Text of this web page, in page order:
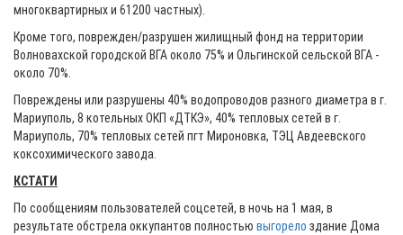
многоквартирных и 61200 частных).
Кроме того, поврежден/разрушен жилищный фонд на территории
Волновахской городской ВГА около 75% и Ольгинской сельской ВГА -
около 70%.
Повреждены или разрушены 40% водопроводов разного диаметра в г.
Мариуполь, 8 котельных ОКП «ДТКЭ», 40% тепловых сетей в г.
Мариуполь, 70% тепловых сетей пгт Мироновка, ТЭЦ Авдеевского
коксохимического завода.
КСТАТИ
По сообщениям пользователей соцсетей, в ночь на 1 мая, в
результате обстрела оккупантов полностью выгорело здание Дома